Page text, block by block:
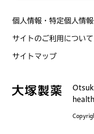
個人情報・特定個人情
サイトのご利用について
サイトマップ